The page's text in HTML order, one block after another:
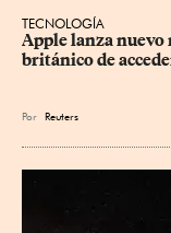
TECNOLOGÍA
Apple lanza
británico de
Por Reuters